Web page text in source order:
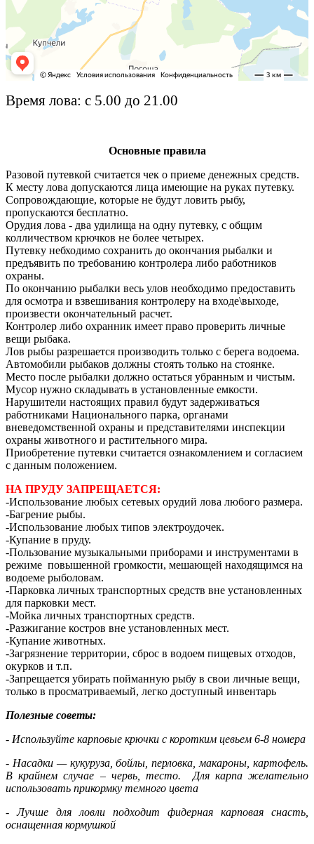
Время лова: с 5.00 до 21.00
Основные правила
Разовой путевкой считается чек о приеме денежных средств.
К месту лова допускаются лица имеющие на руках путевку.
Сопровождающие, которые не будут ловить рыбу,
пропускаются бесплатно.
Орудия лова - два удилища на одну путевку, с общим
колличеством крючков не более четырех.
Путевку небходимо сохранить до окончания рыбалки и
предъявить по требованию контролера либо работников
охраны.
По окончанию рыбалки весь улов необходимо предоставить
для осмотра и взвешивания контролеру на входе\выходе,
произвести окончательный расчет.
Контролер либо охранник имеет право проверить личные
вещи рыбака.
Лов рыбы разрешается производить только с берега водоема.
Автомобили рыбаков должны стоять только на стоянке.
Место после рыбалки должно остаться убранным и чистым.
Мусор нужно складывать в установленные емкости.
Нарушители настоящих правил будут задерживаться
работниками Национального парка, органами
вневедомственной охраны и представителями инспекции
охраны животного и растительного мира.
Приобретение путевки считается ознакомлением и согласием
с данным положением.
НА ПРУДУ ЗАПРЕЩАЕТСЯ:
-Использование любых сетевых орудий лова любого размера.
-Багрение рыбы.
-Использование любых типов электроудочек.
-Купание в пруду.
-Пользование музыкальными приборами и инструментами в
режиме повышенной громкости, мешающей находящимся на
водоеме рыболовам.
-Парковка личных транспортных средств вне установленных
для парковки мест.
-Мойка личных транспортных средств.
-Разжигание костров вне установленных мест.
-Купание животных.
-Загрязнение территории, сброс в водоем пищевых отходов,
окурков и т.п.
-Запрещается убирать пойманную рыбу в свои личные вещи,
только в просматриваемый, легко доступный инвентарь
Полезные советы:
- Используйте карповые крючки с коротким цевьем 6-8 номера
- Насадки — кукуруза, бойлы, перловка, макароны, картофель.
В крайнем случае – червь, тесто. Для карпа желательно
использовать прикормку темного цвета
- Лучше для ловли подходит фидерная карповая снасть,
оснащенная кормушкой